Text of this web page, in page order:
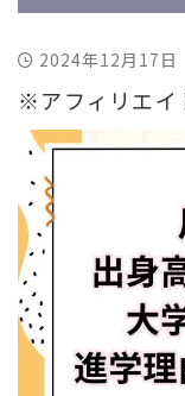
2024年12月17日
※アフィリエイ